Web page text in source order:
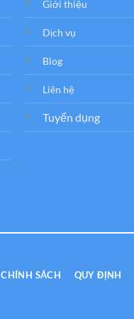
Giới thiệu
Dịch vụ
Blog
Liên hệ
Tuyển dụng
CHÍNH SÁCH QUY ĐỊNH